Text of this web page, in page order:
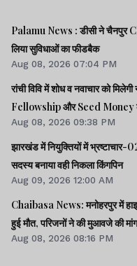
Palamu News : डीसी ने चैनपुर
लिया सुविधाओं का फीडबैक
Aug 08, 2026 07:04 PM
रांची विवि में शोध व नवाचार को
Fellowship और Seed Money
Aug 08, 2026 09:38 PM
झारखंड में नियुक्तियों में
सदस्य बनाया वही निकला किंगपिन
Aug 09, 2026 12:00 AM
Chaibasa News: मनोहरपुर में
हुई मौत, परिजनों ने की मुआवजे की मांग
Aug 08, 2026 08:16 PM